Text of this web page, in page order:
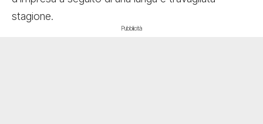
stagione.
Pubblicità